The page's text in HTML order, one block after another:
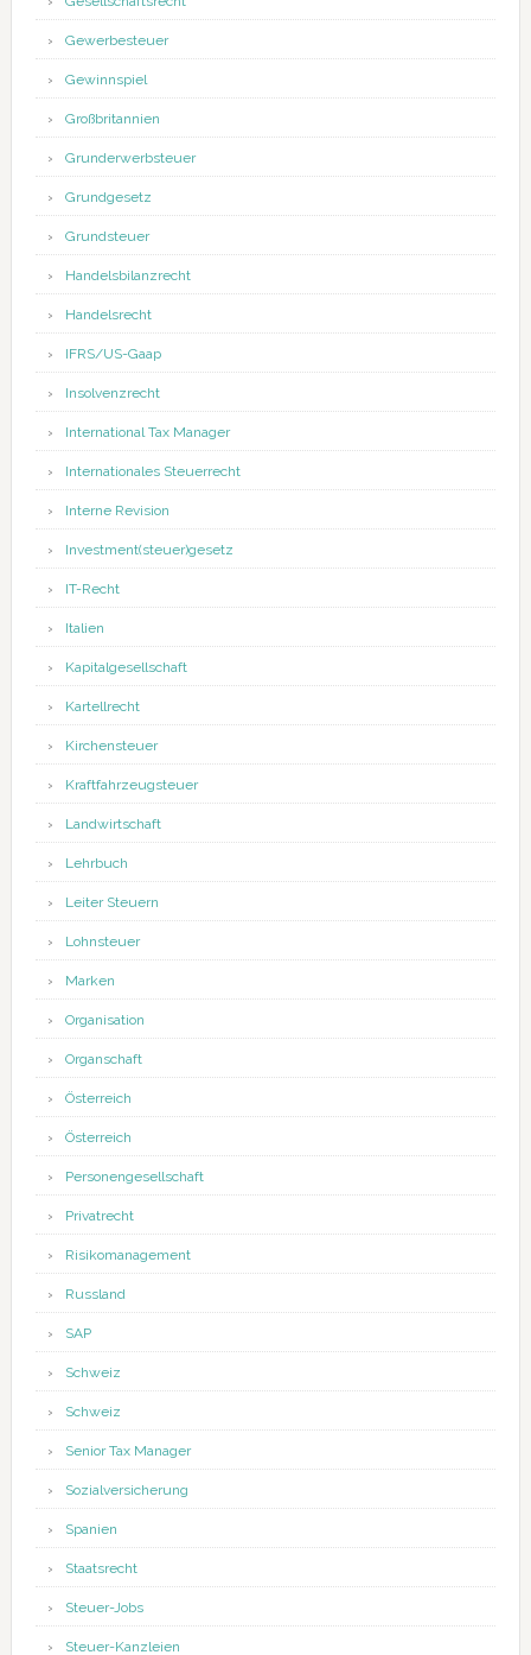
Gewerbesteuer
Gewinnspiel
Großbritannien
Grunderwerbsteuer
Grundgesetz
Grundsteuer
Handelsbilanzrecht
Handelsrecht
IFRS/US-Gaap
Insolvenzrecht
International Tax Manager
Internationales Steuerrecht
Interne Revision
Investment(steuer)gesetz
IT-Recht
Italien
Kapitalgesellschaft
Kartellrecht
Kirchensteuer
Kraftfahrzeugsteuer
Landwirtschaft
Lehrbuch
Leiter Steuern
Lohnsteuer
Marken
Organisation
Organschaft
Österreich
Österreich
Personengesellschaft
Privatrecht
Risikomanagement
Russland
SAP
Schweiz
Schweiz
Senior Tax Manager
Sozialversicherung
Spanien
Staatsrecht
Steuer-Jobs
Steuer-Kanzleien